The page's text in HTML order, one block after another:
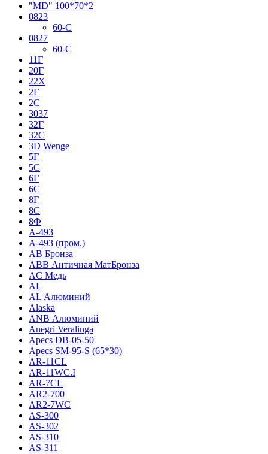
"MD" 100*70*2
0823
60-C
0827
60-C
11Г
20Г
22Х
2Г
2С
3037
32Г
32С
3D Wenge
5Г
5С
6Г
6С
8Г
8С
8Ф
A-493
A-493 (пром.)
AB Бронза
ABB Античная МатБронза
AC Медь
AL
AL Алюминий
Alaska
ANB Алюминий
Anegri Veralinga
Apecs DB-05-50
Apecs SM-95-S (65*30)
AR-11CL
AR-11WC.I
AR-7CL
AR2-700
AR2-7WC
AS-300
AS-302
AS-310
AS-311